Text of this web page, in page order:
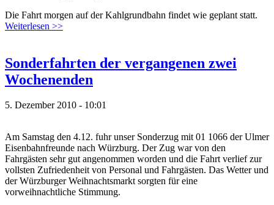
Die Fahrt morgen auf der Kahlgrundbahn findet wie geplant statt.
Weiterlesen >>
Sonderfahrten der vergangenen zwei
Wochenenden
5. Dezember 2010 - 10:01
Am Samstag den 4.12. fuhr unser Sonderzug mit 01 1066 der Ulmer
Eisenbahnfreunde nach Würzburg. Der Zug war von den
Fahrgästen sehr gut angenommen worden und die Fahrt verlief zur
vollsten Zufriedenheit von Personal und Fahrgästen. Das Wetter und
der Würzburger Weihnachtsmarkt sorgten für eine
vorweihnachtliche Stimmung.